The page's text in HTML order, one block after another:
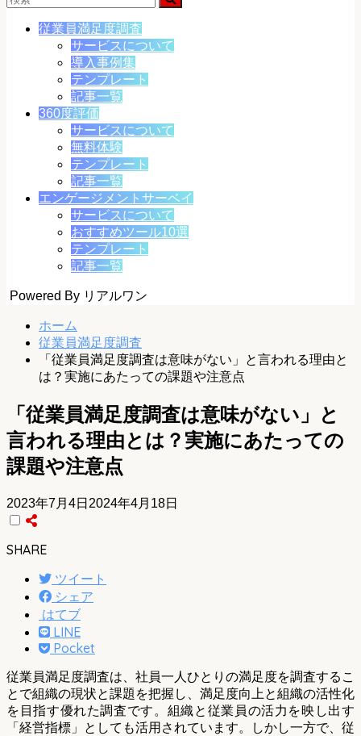
従業員満足度調査
サービスについて
導入事例集
テンプレート
記事一覧
360度評価
サービスについて
無料体験
テンプレート
記事一覧
エンゲージメントサーベイ
サービスについて
おすすめツール10選
テンプレート
記事一覧
Powered By リアルワン
ホーム
従業員満足度調査
「従業員満足度調査は意味がない」と言われる理由と
は？実施にあたっての課題や注意点
「従業員満足度調査は意味がない」と
言われる理由とは？実施にあたっての
課題や注意点
2023年7月4日 2024年4月18日
SHARE
ツイート
シェア
はてブ
LINE
Pocket
従業員満足度調査は、社員一人ひとりの満足度を調査するこ
とで組織の現状と課題を把握し、満足度向上と組織の活性化
を目指す優れた調査です。組織と従業員の活力を映し出す
「経営指標」としても活用されています。しかし一方で、従